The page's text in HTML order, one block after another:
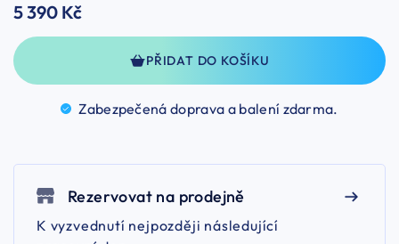
5 390 Kč
PŘIDAT DO KOŠÍKU
Zabezpečená doprava a balení zdarma.
Rezervovat na prodejně
K vyzvednutí nejpozději následující